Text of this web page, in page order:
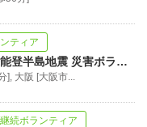
ティア
『急募』2/19単発 令和6年能登半島地震 災害ボランティア募集
], 大阪 [大阪市...
続ボランティア